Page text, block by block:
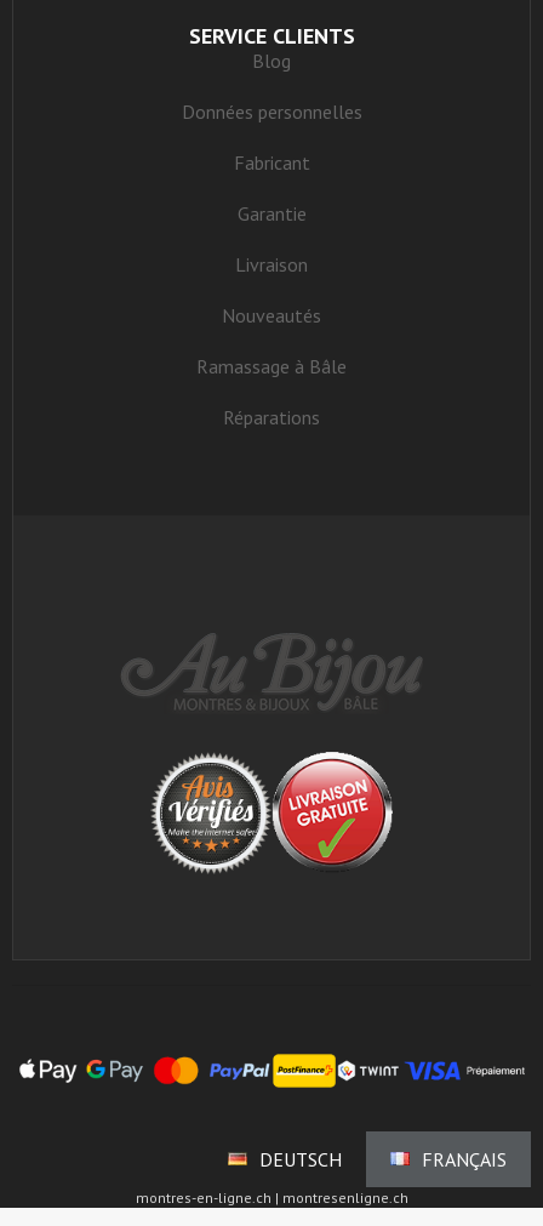
SERVICE CLIENTS
Blog
Données personnelles
Fabricant
Garantie
Livraison
Nouveautés
Ramassage à Bâle
Réparations
DEUTSCH FRANÇAIS
montres-en-ligne.ch | montresenligne.ch